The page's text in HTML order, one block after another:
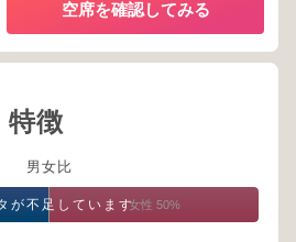
空席を確認してみる
特徴
男女比
が不足しています女性 50%